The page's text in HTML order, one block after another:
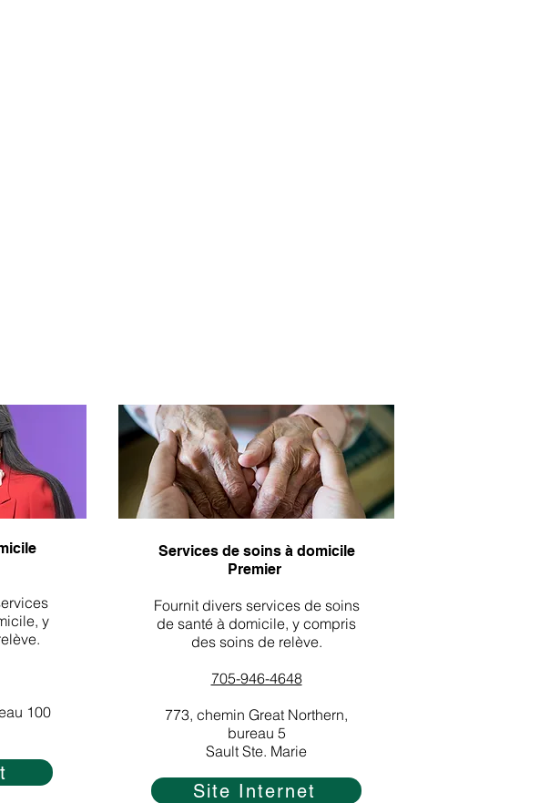
y
100
Services de soins à domicile
Premier
Fournit divers services de soins
de santé à domicile, y compris
des soins de relève.
705-946-4648
773, chemin Great Northern,
bureau 5
Sault Ste. Marie
Site Internet